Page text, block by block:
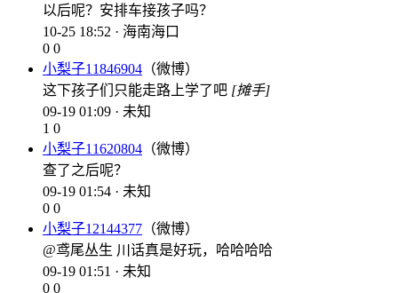
以后呢？安排车接孩子吗？
10-25 18:52 · 海南海口
0 0
小梨子11846904 （微博）
这下孩子们只能走路上学了吧 [摊手]
09-19 01:09 · 未知
1 0
小梨子11620804 （微博）
查了之后呢？
09-19 01:54 · 未知
0 0
小梨子12144377 （微博）
@鸢尾丛生 川话真是好玩，哈哈哈哈
09-19 01:51 · 未知
0 0